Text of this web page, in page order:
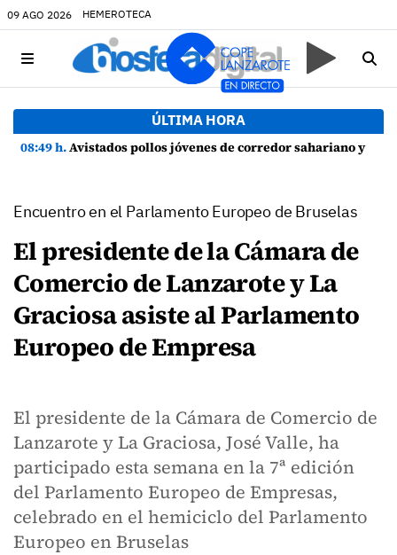
09 AGO 2026 HEMEROTECA
ÚLTIMA HORA
08:49 h.Avistados pollos jóvenes de corredor sahariano y episodios de cortejo de hubara cerca del rally de Lanzarote
Encuentro en el Parlamento Europeo de Bruselas
El presidente de la Cámara de
Comercio de Lanzarote y La
Graciosa asiste al Parlamento
Europeo de Empresa
El presidente de la Cámara de Comercio de
Lanzarote y La Graciosa, José Valle, ha
participado esta semana en la 7ª edición
del Parlamento Europeo de Empresas,
celebrado en el hemiciclo del Parlamento
Europeo en Bruselas